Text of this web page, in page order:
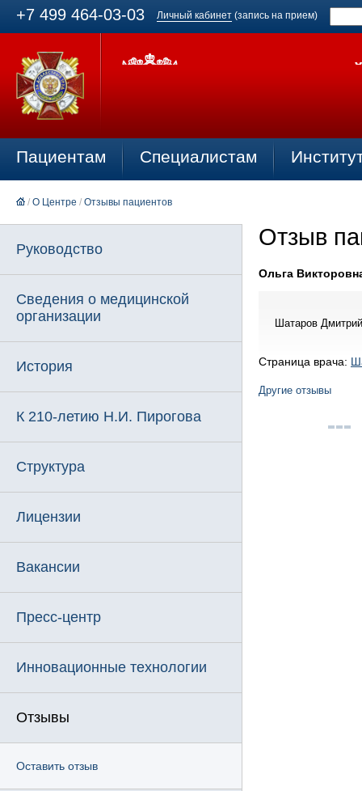
+7 499 464-03-03 Личный кабинет (запись на прием)
Пациентам Специалистам
/ О Центре / Отзывы пациентов
Руководство
Сведения о медицинской
организации
История
К 210-летию Н.И. Пирогова
Структура
Лицензии
Вакансии
Пресс-центр
Инновационные технологии
Отзывы
Оставить отзыв
Отзыв
Ольга
Шатаров
Страница врача:
Другие отзывы